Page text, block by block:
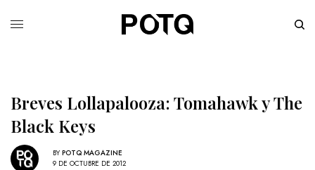
Breves Lollapalooza: Tomahawk y The
Black Keys
BY POTQ MAGAZINE
9 DE OCTUBRE DE 2012